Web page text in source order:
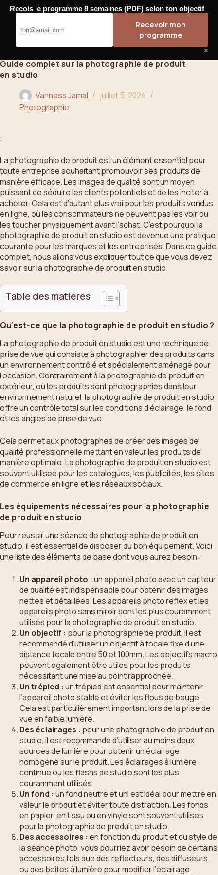
Passer
contenu
Bahoo
Guide complet sur la photographie de produit
en studio
Vanness Jamal
juillet 5, 2024
Photographie
.
La photographie de produit est un élément essentiel pour
toute entreprise souhaitant promouvoir ses produits de
manière efficace. Les images de qualité sont un moyen
puissant de séduire les clients potentiels et de les inciter à
acheter. Cela est d’autant plus vrai pour les produits vendus
en ligne, où les consommateurs ne peuvent pas les voir ou
les toucher physiquement avant l’achat. C’est pourquoi la
photographie de produit en studio est devenue une pratique
courante pour les marques et les entreprises. Dans ce guide
complet, nous allons vous expliquer tout ce que vous devez
savoir sur la photographie de produit en studio.
Table des matières
Qu’est-ce que la photographie de produit en studio ?
La photographie de produit en studio est une technique de
prise de vue qui consiste à photographier des produits dans
un environnement contrôlé et spécialement aménagé pour
l’occasion. Contrairement à la photographie de produit en
extérieur, où les produits sont photographiés dans leur
environnement naturel, la photographie de produit en studio
offre un contrôle total sur les conditions d’éclairage, le fond
et les angles de prise de vue.
Cela permet aux photographes de créer des images de
qualité professionnelle mettant en valeur les produits de
manière optimale. La photographie de produit en studio est
souvent utilisée pour les catalogues, les publicités, les sites
de commerce en ligne et les réseaux sociaux.
Les équipements nécessaires pour la photographie
de produit en studio
Pour réussir une séance de photographie de produit en
studio, il est essentiel de disposer du bon équipement. Voici
une liste des éléments de base dont vous aurez besoin :
Un appareil photo : un appareil photo avec un capteur
de qualité est indispensable pour obtenir des images
nettes et détaillées. Les appareils photo reflex et les
appareils photo sans miroir sont les plus couramment
utilisés pour la photographie de produit en studio.
Un objectif : pour la photographie de produit, il est
recommandé d’utiliser un objectif à focale fixe d’une
distance focale entre 50 et 100mm. Les objectifs macro
peuvent également être utiles pour les produits
nécessitant une mise au point rapprochée.
Un trépied : un trépied est essentiel pour maintenir
l’appareil photo stable et éviter les flous de bougé.
Cela est particulièrement important lors de la prise de
vue en faible lumière.
Des éclairages : pour une photographie de produit en
studio, il est recommandé d’utiliser au moins deux
sources de lumière pour obtenir un éclairage
homogène sur le produit. Les éclairages à lumière
continue ou les flashs de studio sont les plus
couramment utilisés.
Un fond : un fond neutre et uni est idéal pour mettre en
valeur le produit et éviter toute distraction. Les fonds
en papier, en tissu ou en vinyle sont souvent utilisés
pour la photographie de produit en studio.
Des accessoires : en fonction du produit et du style de
la séance photo, vous pourriez avoir besoin de certains
accessoires tels que des réflecteurs, des diffuseurs
ou des boîtes à lumière pour modifier l’éclairage.
Recois le programme 8 semaines (PDF) selon ton objectif
Recevoir mon
programme
×